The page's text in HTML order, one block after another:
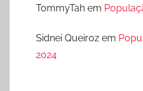
TommyTah em
Sidnei Queiroz em
2024